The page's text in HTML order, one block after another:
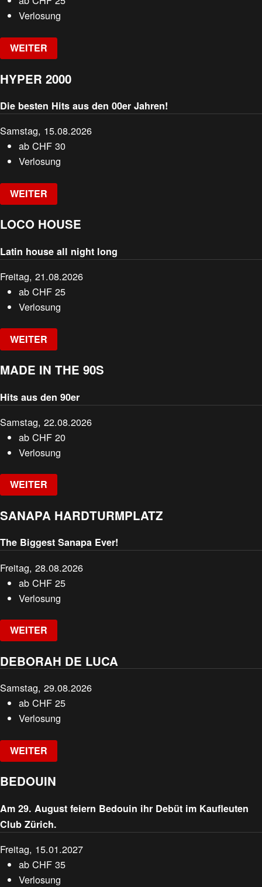
Verlosung
WEITER
HYPER 2000
Die besten Hits aus den 00er Jahren!
Samstag, 15.08.2026
abCHF 30
Verlosung
WEITER
LOCO HOUSE
Latin house all night long
Freitag, 21.08.2026
abCHF 25
Verlosung
WEITER
MADE IN THE 90S
Hits aus den 90er
Samstag, 22.08.2026
abCHF 20
Verlosung
WEITER
SANAPA HARDTURMPLATZ
The Biggest Sanapa Ever!
Freitag, 28.08.2026
abCHF 25
Verlosung
WEITER
DEBORAH DE LUCA
Samstag, 29.08.2026
abCHF 25
Verlosung
WEITER
BEDOUIN
Am 29. August feiern Bedouin ihr Debüt im Kaufleuten
Club Zürich.
Freitag, 15.01.2027
abCHF 35
Verlosung